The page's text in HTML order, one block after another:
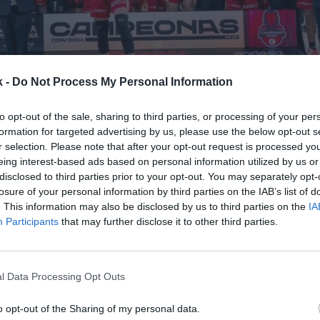
- Do Not Process My Personal Information
opt-out of the sale, sharing to third parties, or processing of your
for targeted advertising by us, please use the below opt-out
selection. Please note that after your opt-out request is processed
interest-based ads based on personal information utilized by us
to third parties prior to your opt-out. You may separately
of your personal information by third parties on the IAB’s list of
This information may also be disclosed by us to third parties on the
Participants that may further disclose it to other third parties.
Data Processing Opt Outs
opt-out of the Sharing of my personal data.
3 de abril de 2023
Guardar Me gusta
bate el récord de asistencia del baloncesto
a Casademont Zaragoza, equipo que ejercía de
10.800 espectadores.
el equipo local, que también congregó a 8.865
acumulados en el evento fue de 47.000 fans, a una